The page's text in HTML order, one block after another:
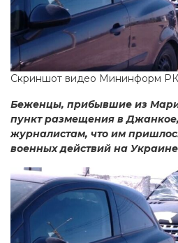
Скриншот видео Мининформ РК
Беженцы, прибывшие из
пункт размещения в
журналистам, что им
военных действий на